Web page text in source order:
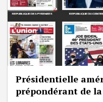
Présidentielle
prépondérant de la